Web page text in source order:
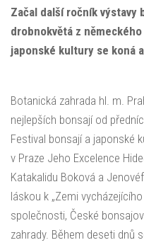
Začal další ročník výstavy
drobnokvětá z
japonské kultury se koná
Botanická zahrada hl. m.
nejlepších bonsají od
Festival bonsají a japonské
v Praze Jeho Excelence
Katakalidu Boková a
láskou k „Zemi
společnosti, České
zahrady. Během deseti dnů